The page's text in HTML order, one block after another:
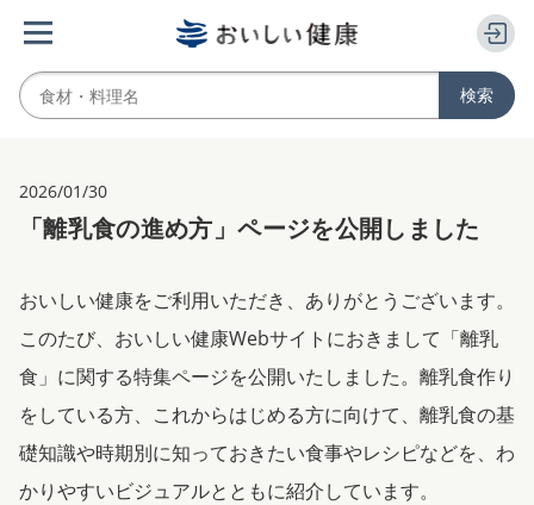
2026/01/30
「離乳食の進め方」ページを公開しました
おいしい健康をご利用いただき、ありがとうございます。
このたび、おいしい健康Webサイトにおきまして「離乳
食」に関する特集ページを公開いたしました。離乳食作り
をしている方、これからはじめる方に向けて、離乳食の基
礎知識や時期別に知っておきたい食事やレシピなどを、わ
かりやすいビジュアルとともに紹介しています。